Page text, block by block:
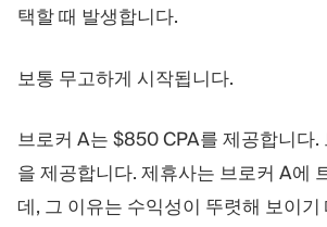
택할 때 발생합니다.
보통 무고하게 시작됩니다.
브로커 A는 $850 CPA를 제공합니다
을 제공합니다. 제휴사는 브로커 A에
데, 그 이유는 수익성이 뚜렷해 보이기